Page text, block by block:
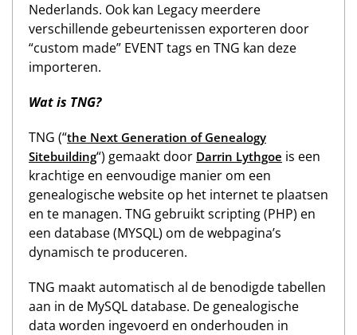
Nederlands. Ook kan Legacy meerdere
verschillende gebeurtenissen exporteren door
“custom made” EVENT tags en TNG kan deze
importeren.
Wat is TNG?
TNG (“the Next Generation of Genealogy
Sitebuilding“) gemaakt door Darrin Lythgoe is een
krachtige en eenvoudige manier om een
genealogische website op het internet te plaatsen
en te managen. TNG gebruikt scripting (PHP) en
een database (MYSQL) om de webpagina’s
dynamisch te produceren.
TNG maakt automatisch al de benodigde tabellen
aan in de MySQL database. De genealogische
data worden ingevoerd en onderhouden in